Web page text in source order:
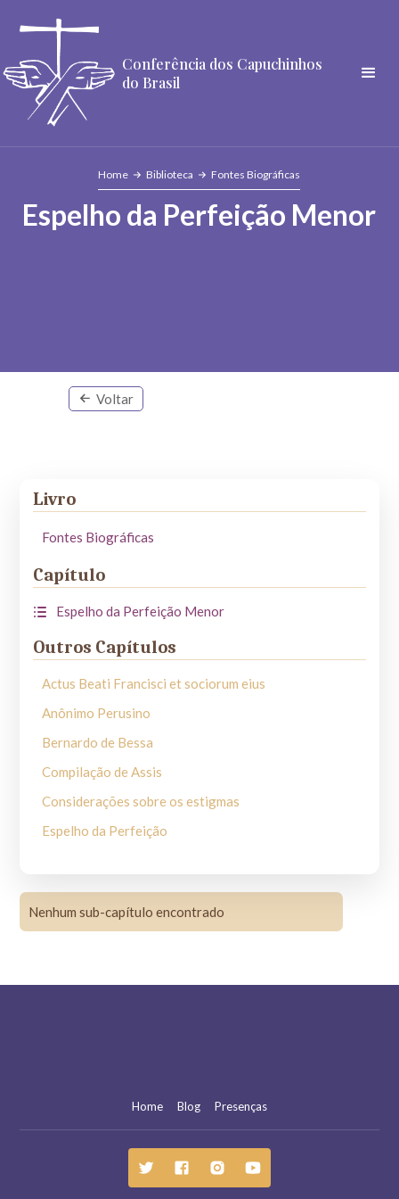
Conferência dos Capuchinhos
do Brasil
Home Biblioteca Fontes Biográficas
Espelho da Perfeição Menor
Voltar
Livro
Fontes Biográficas
Capítulo
Espelho da Perfeição Menor
Outros Capítulos
Actus Beati Francisci et sociorum eius
Anônimo Perusino
Bernardo de Bessa
Compilação de Assis
Considerações sobre os estigmas
Espelho da Perfeição
I Fioretti
Juliano de Spira
Sacrum Commercium S.Francisci cum domina Paupertat
Tratado dos milagres
Nenhum sub-capítulo encontrado
Home Blog Presenças